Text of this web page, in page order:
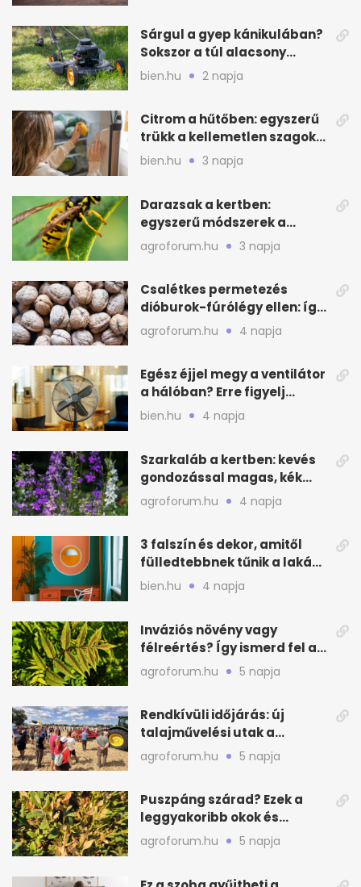
Sárgul a gyep kánikulában?
Sokszor a túl alacsony
fűnyírás a gond
bien.hu 2 napja
Citrom a hűtőben: egyszerű
trükk a kellemetlen szagok
ellen
bien.hu 3 napja
Darazsak a kertben:
egyszerű módszerek a
távoltartásukra nyáron
agroforum.hu 3 napja
Csalétkes permetezés
dióburok-fúrólégy ellen: így
csináld a kertben
agroforum.hu 4 napja
Egész éjjel megy a ventilátor
a hálóban? Erre figyelj
alvásnál nyáron
bien.hu 4 napja
Szarkaláb a kertben: kevés
gondozással magas, kék
virágfalat ad
agroforum.hu 4 napja
3 falszín és dekor, amitől
fülledtebbnek tűnik a lakás
nyáron
bien.hu 4 napja
Inváziós növény vagy
félreértés? Így ismerd fel a
valódi kockázatot
agroforum.hu 5 napja
Rendkívüli időjárás: új
talajművelési utak a
gazdáknak
agroforum.hu 5 napja
Puszpáng szárad? Ezek a
leggyakoribb okok és
teendők
agroforum.hu 5 napja